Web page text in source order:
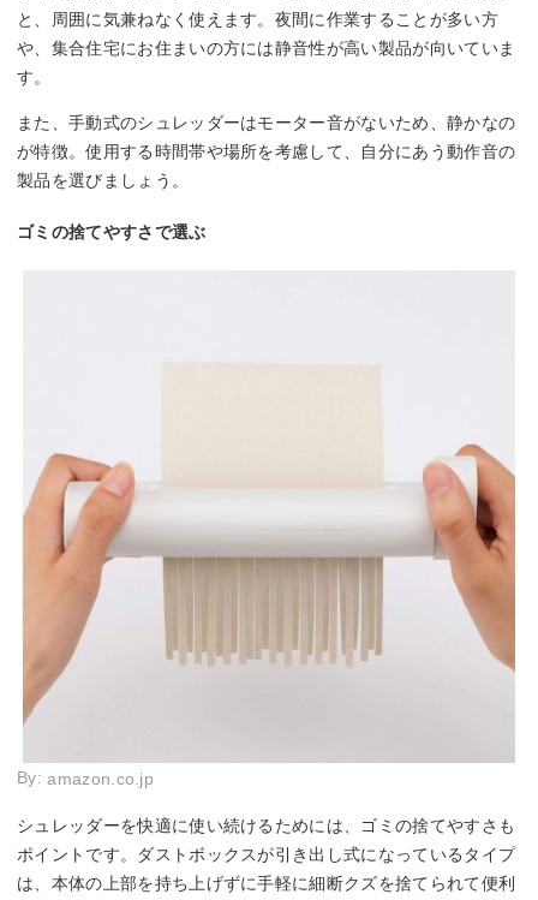
と、周囲に気兼ねなく使えます。夜間に作業することが多い方
や、集合住宅にお住まいの方には静音性が高い製品が向いていま
す。
また、手動式のシュレッダーはモーター音がないため、静かなの
が特徴。使用する時間帯や場所を考慮して、自分にあう動作音の
製品を選びましょう。
ゴミの捨てやすさで選ぶ
By:amazon.co.jp
シュレッダーを快適に使い続けるためには、ゴミの捨てやすさも
ポイントです。ダストボックスが引き出し式になっているタイプ
は、本体の上部を持ち上げずに手軽に細断クズを捨てられて便利